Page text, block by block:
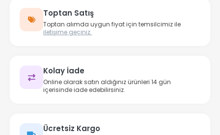
Toptan Satış
Toptan alımda uygun fiyat için temsilcimiz ile
iletişime geçiniz.
Kolay İade
Online olarak satın aldığınız ürünleri 14 gün
içerisinde iade edebilirsiniz.
Ücretsiz Kargo